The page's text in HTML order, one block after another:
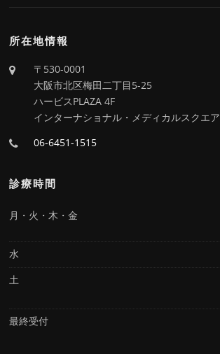
所在地情報
〒530-0001
大阪市北区梅田二丁目5-25
ハービスPLAZA 4F
インターナショナル・メディカルスクエア
06-6451-1515
診療時間
月・火・木・金
水
土
最終受付